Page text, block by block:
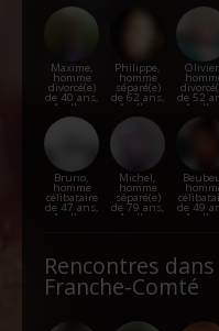
Maxime,
homme
divorcé(e)
de 40 ans,
Avallon
Philippe,
homme
séparé(e)
de 62 ans,
Avallon
de 52
Avallon
Bruno,
homme
célibataire
de 47 ans,
Avallon
Michel,
homme
séparé(e)
de 79 ans,
Avallon
de 49
Avallon
Rencontres
Franche-Comté